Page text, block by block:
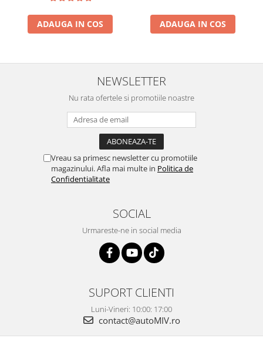
ADAUGA IN COS ADAUGA IN COS
NEWSLETTER
Nu rata ofertele si promotiile noastre
Vreau sa primesc newsletter cu promotiile
magazinului. Afla mai multe in Politica de
Confidentialitate
SOCIAL
Urmareste-ne in social media
SUPORT CLIENTI
Luni-Vineri: 10:00: 17:00
contact@autoMIV.ro